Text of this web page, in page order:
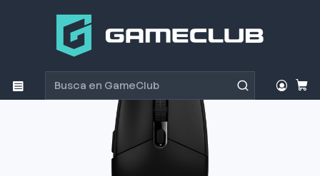
Productos
Mouse Gamer Logitech g203 lightsync black